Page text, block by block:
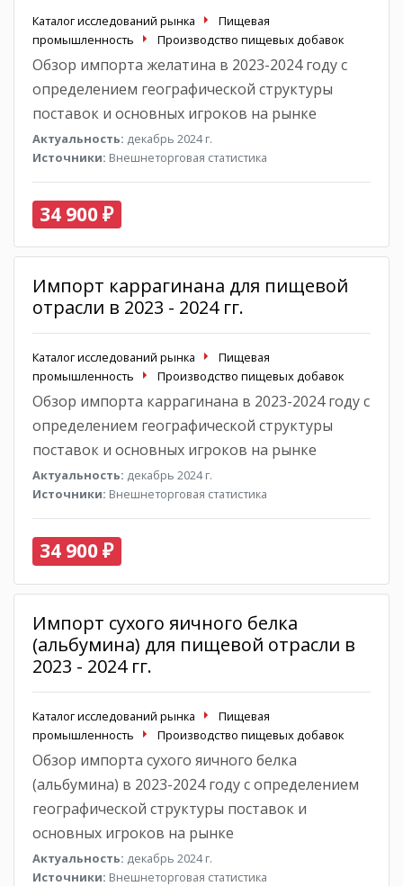
Каталог исследований рынка
Пищевая
промышленность
Производство пищевых добавок
Обзор импорта желатина в 2023-2024 году с
определением географической структуры
поставок и основных игроков на рынке
Актуальность: декабрь 2024 г.
Источники: Внешнеторговая статистика
34 900 ₽
Импорт каррагинана для пищевой
отрасли в 2023 - 2024 гг.
Каталог исследований рынка
Пищевая
промышленность
Производство пищевых добавок
Обзор импорта каррагинана в 2023-2024 году с
определением географической структуры
поставок и основных игроков на рынке
Актуальность: декабрь 2024 г.
Источники: Внешнеторговая статистика
34 900 ₽
Импорт сухого яичного белка
(альбумина) для пищевой отрасли в
2023 - 2024 гг.
Каталог исследований рынка
Пищевая
промышленность
Производство пищевых добавок
Обзор импорта сухого яичного белка
(альбумина) в 2023-2024 году с определением
географической структуры поставок и
основных игроков на рынке
Актуальность: декабрь 2024 г.
Источники: Внешнеторговая статистика